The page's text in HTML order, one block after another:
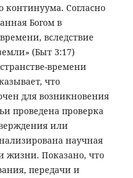
континуума. Согласно
Богом в
вследствие
(Быт 3:17)
времени
что
для возникновения
проведена проверка
или
научная
жизни. Показано, что
передачи и